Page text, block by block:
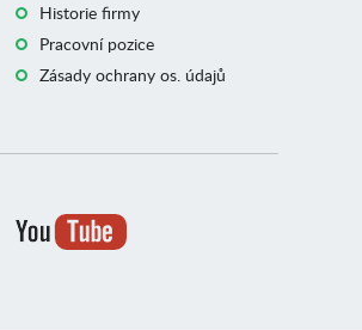
Historie firmy
Pracovní pozice
Zásady ochrany os. údajů